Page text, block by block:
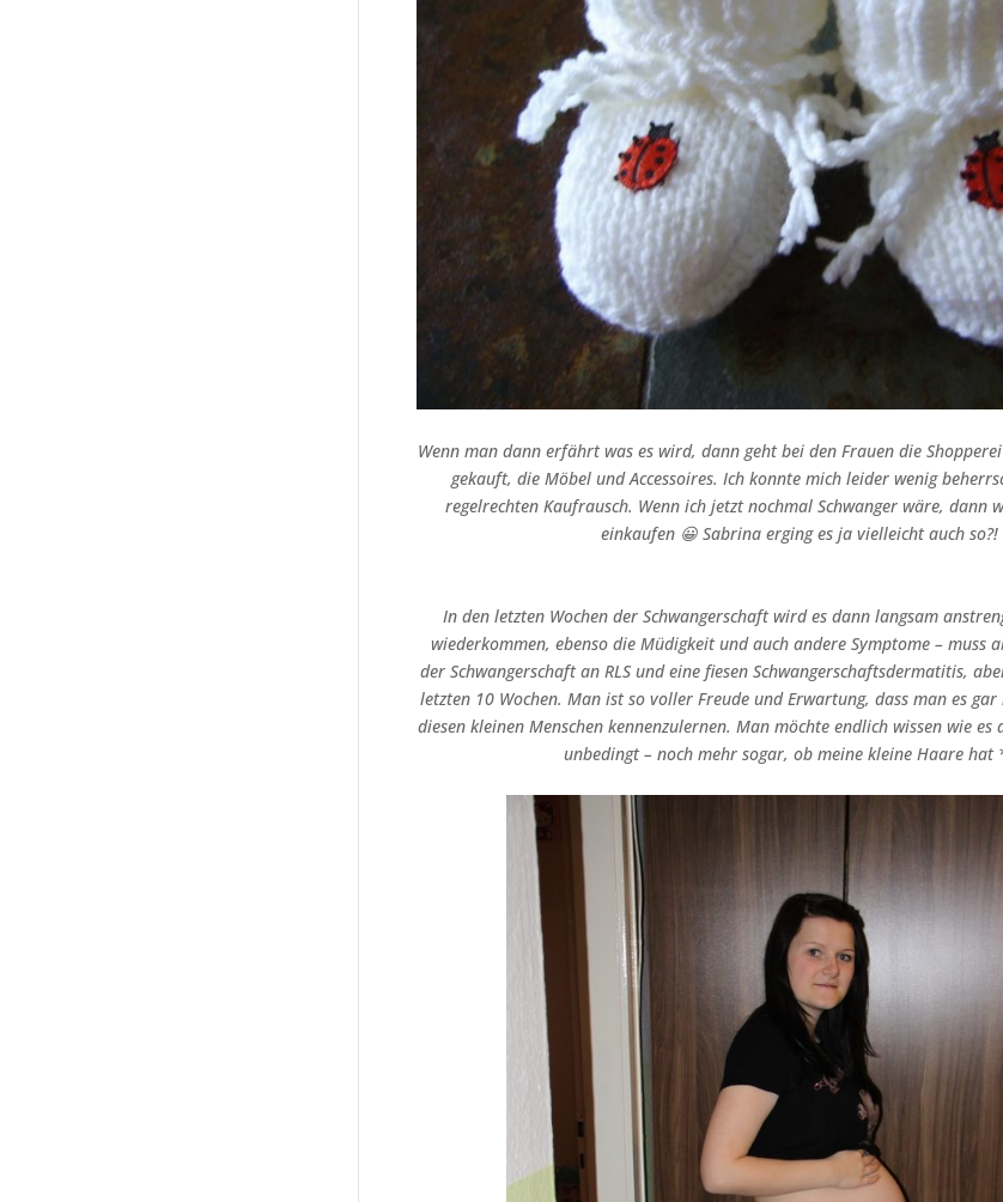
Wenn man dann erfährt was es wird, dann geht bei den Frauen die
gekauft, die Möbel und Accessoires. Ich konnte mich leider wenig
regelrechten Kaufrausch. Wenn ich jetzt nochmal Schwanger wäre, dann
einkaufen 😀 Sabrina erging es ja vielleicht auch
In den letzten Wochen der Schwangerschaft wird es dann langsam
wiederkommen, ebenso die Müdigkeit und auch andere Symptome – muss
der Schwangerschaft an RLS und eine fiesen Schwangerschaftsdermatitis,
letzten 10 Wochen. Man ist so voller Freude und Erwartung, dass man es
diesen kleinen Menschen kennenzulernen. Man möchte endlich wissen wie
unbedingt – noch mehr sogar, ob meine kleine Haare hat